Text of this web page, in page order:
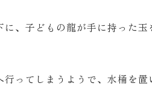
、子どもの龍が手に持った玉
ってしまうようで、水桶を置